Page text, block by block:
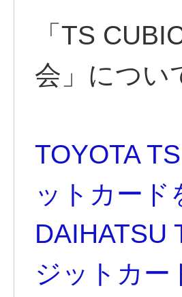
「TS
会」につい
TOYOTA
ットカード
DAIHATSU
ジットカー